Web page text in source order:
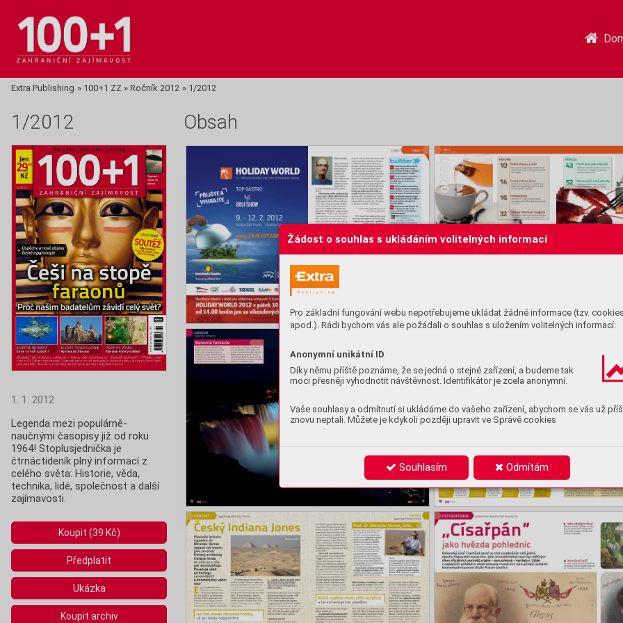
Žádost o souhlas s ukládáním volitelných informací
Pro základní fungování webu nepotřebujeme ukládat žádné informace (tzv.
apod.). Rádi bychom vás ale požádali o souhlas s uložením volitelných informací:
Anonymní unikátní ID
Díky němu příště poznáme, že se jedná o stejné zařízení, a budeme tak
moci přesněji vyhodnotit návštěvnost. Identifikátor je zcela anonymní.
Vaše souhlasy a odmítnutí si ukládáme do vašeho zařízení, abychom se vás už
znovu neptali. Můžete je kdykoli později upravit ve Správě cookies
Souhlasím Odmítám
Extra Publishing » 100+1 ZZ » Ročník 2012 » 1/2012
1/2012
1. 1. 2012
Legenda mezi populárně-
naučnými časopisy již od roku
1964! Stoplusjednička je
čtrnáctideník plný informací z
celého světa: Historie, věda,
technika, lidé, společnost a další
zajímavosti.
Koupit (39 Kč)
Předplatit
Ukázka
Koupit archiv
Obsah